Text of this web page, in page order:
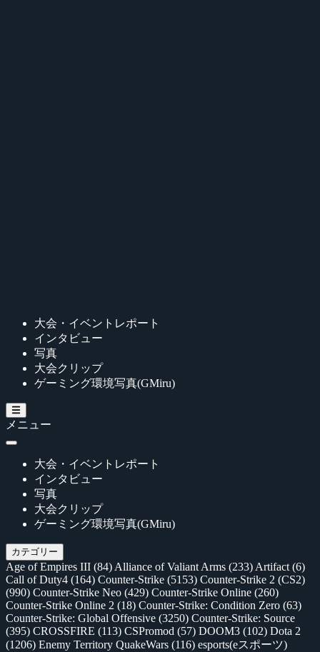
大会・イベントレポート
インタビュー
写真
大会クリップ
ゲーミング環境写真(GMiru)
メニュー
大会・イベントレポート
インタビュー
写真
大会クリップ
ゲーミング環境写真(GMiru)
カテゴリー
Age of Empires III (84) Alliance of Valiant Arms (233) Artifact (6)
Call of Duty4 (164) Counter-Strike (5153) Counter-Strike 2 (CS2)
(990) Counter-Strike Neo (429) Counter-Strike Online (260)
Counter-Strike Online 2 (18) Counter-Strike: Condition Zero (63)
Counter-Strike: Global Offensive (3250) Counter-Strike: Source
(395) CROSSFIRE (113) CSPromod (57) DOOM3 (102) Dota 2
(1206) Enemy Territory QuakeWars (116) esports(eスポーツ)